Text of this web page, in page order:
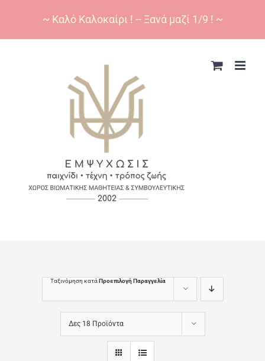
Ταξινόμηση κατά Προεπιλογή Παραγγελία
Δες 18 Προϊόντα
~ Καλό Καλοκαίρι ! -- Ξανά μαζί 1/9 ! ~